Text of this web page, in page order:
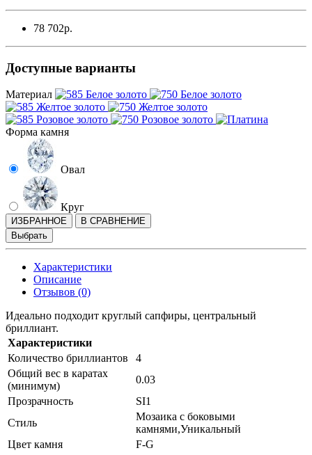
78 702р.
Доступные варианты
Материал
Форма камня
Овал
Круг
ИЗБРАННОЕ
В СРАВНЕНИЕ
Выбрать
Характеристики
Описание
Отзывов (0)
Идеально подходит круглый сапфиры, центральный
бриллиант.
Характеристики
Количество бриллиантов
4
Общий вес в каратах
(минимум)
0.03
Прозрачность
SI1
Стиль
Мозаика с боковыми
камнями,Уникальный
Цвет камня
F-G